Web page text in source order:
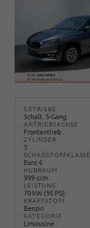
GETRIEBE
Schalt. 5-Gang
ANTRIEBSACHSE
Frontantrieb
ZYLINDER
3
SCHADSTOFFKLASSE
Euro 6
HUBRAUM
999 ccm
LEISTUNG
70 kW (95 PS)
KRAFTSTOFF
Benzin
KATEGORIE
Limousine